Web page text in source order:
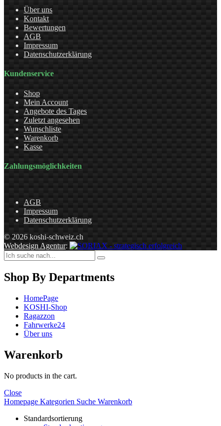
Über uns
Kontakt
Bewertungen
AGB
Impressum
Datenschutzerklärung
Kundenservice
Shop
Mein Account
Angebote des Tages
Zuletzt angesehen
Wunschliste
Warenkorb
Kasse
Zahlungsmöglichkeiten
AGB
Impressum
Datenschutzerklärung
© 2026 koshi-schweiz.ch
Webdesign Agentur:
Shop By Departments
HomePage
KOSHI-Shop
Ragazzon
Fahrwerke24
Über uns
Warenkorb
No products in the cart.
Close
Homepage Kategorien Suche Warenkorb
Standardsortierung